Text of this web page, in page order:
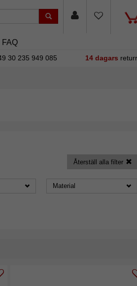
FAQ
30 235 949 085 14 dagars
Återställ alla filter
Material